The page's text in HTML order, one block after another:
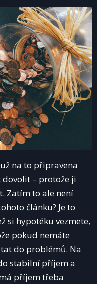
na to připravena
– protože ji
Zatím to ale není
článku? Je to
si hypotéku vezmete,
pokud nemáte
do problémů. Na
stabilní příjem a
příjem třeba